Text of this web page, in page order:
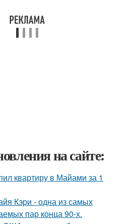
на сайте:
квартиру в Майами за 1
Кэри - одна из самых
пар конца 90-х.